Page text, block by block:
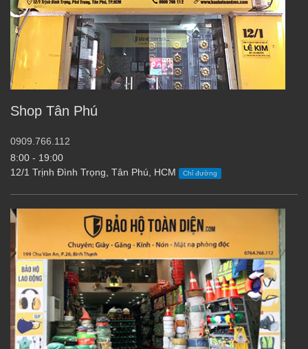
Shop Tân Phú
0909.766.112
8:00 - 19:00
12/1 Trịnh Đình Trọng, Tân Phú, HCM
Chỉ đường